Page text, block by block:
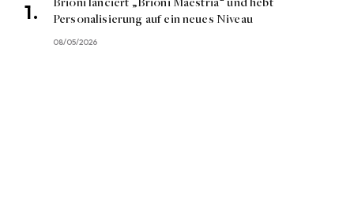
Brioni lanciert „Brioni Maestria“ und hebt
Personalisierung auf ein neues Niveau
08/05/2026